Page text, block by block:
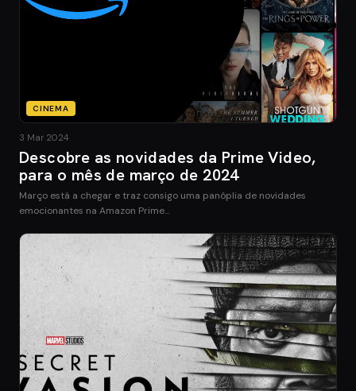
CINEMA
3 Mar 2024
Descobre as novidades da Prime Video,
para o mês de março de 2024
Março está a chegar e traz consigo uma panóplia de novidades
emocionantes na Amazon Prime…